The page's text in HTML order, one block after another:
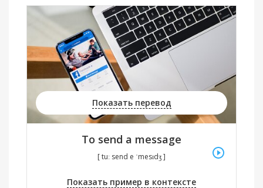
Показать перевод
To send a message
[ tuː send e ˈmesɪdʒ ]
Показать пример в контексте